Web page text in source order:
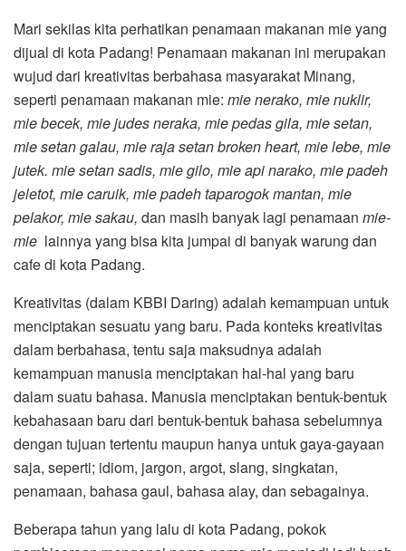
Mari sekilas kita perhatikan penamaan makanan mie yang
dijual di kota Padang! Penamaan makanan ini merupakan
wujud dari kreativitas berbahasa masyarakat Minang,
seperti penamaan makanan mie: mie nerako, mie nuklir,
mie becek, mie judes neraka, mie pedas gila, mie setan,
mie setan galau, mie raja setan broken heart, mie lebe, mie
jutek. mie setan sadis, mie gilo, mie api narako, mie padeh
jeletot, mie caruik, mie padeh taparogok mantan, mie
pelakor, mie sakau, dan masih banyak lagi penamaan mie-
mie lainnya yang bisa kita jumpai di banyak warung dan
cafe di kota Padang.
Kreativitas (dalam KBBI Daring) adalah kemampuan untuk
menciptakan sesuatu yang baru. Pada konteks kreativitas
dalam berbahasa, tentu saja maksudnya adalah
kemampuan manusia menciptakan hal-hal yang baru
dalam suatu bahasa. Manusia menciptakan bentuk-bentuk
kebahasaan baru dari bentuk-bentuk bahasa sebelumnya
dengan tujuan tertentu maupun hanya untuk gaya-gayaan
saja, seperti; idiom, jargon, argot, slang, singkatan,
penamaan, bahasa gaul, bahasa alay, dan sebagainya.
Beberapa tahun yang lalu di kota Padang, pokok